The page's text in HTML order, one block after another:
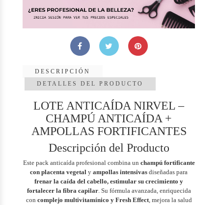
DESCRIPCIÓN
DETALLES DEL PRODUCTO
LOTE ANTICAÍDA NIRVEL –
CHAMPÚ ANTICAÍDA +
AMPOLLAS FORTIFICANTES
Descripción del Producto
Este pack anticaída profesional combina un champú fortificante
con placenta vegetal yampollas intensivas diseñadas para
frenar la caída del cabello, estimular su crecimiento y
fortalecer la fibra capilar. Su fórmula avanzada, enriquecida
con complejo multivitamínico y Fresh Effect, mejora la salud